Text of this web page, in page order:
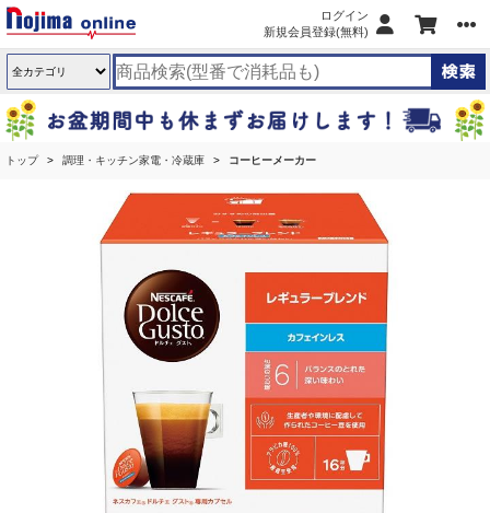
ログイン
新規会員登録(無料)
トップ 調理・キッチン家電・冷蔵庫 コーヒーメーカー